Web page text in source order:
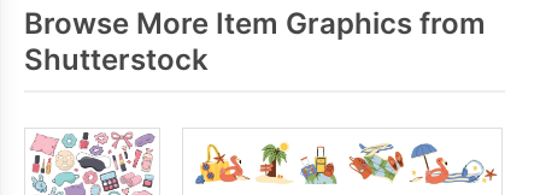
Browse More Item Graphics from
Shutterstock